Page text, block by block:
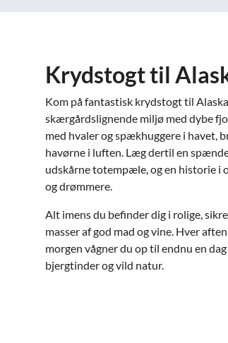
Krydstogt til
Kom på fantastisk krydstogt til
skærgårdslignende miljø med dybe
med hvaler og spækhuggere i havet,
havørne i luften. Læg dertil en
udskårne totempæle, og en historie i
og drømmere.
Alt imens du befinder dig i rolige,
masser af god mad og vine. Hver
morgen vågner du op til endnu en
bjergtinder og vild natur.